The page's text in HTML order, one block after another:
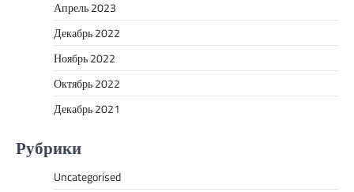
Апрель 2023
Декабрь 2022
Ноябрь 2022
Октябрь 2022
Декабрь 2021
Рубрики
Uncategorised